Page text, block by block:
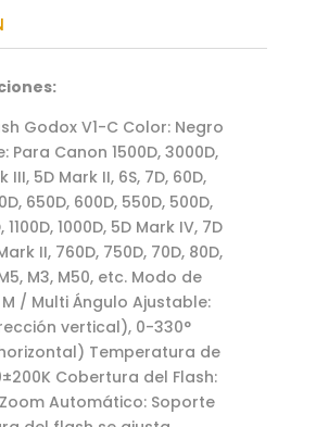
Godox V1-C Color: Negro
Para Canon 1500D, 3000D,
III, 5D Mark II, 6S, 7D, 60D,
650D, 600D, 550D, 500D,
1000D, 5D Mark IV, 7D
II, 760D, 750D, 70D, 80D,
M3, M50, etc. Modo de
M / Multi Ángulo Ajustable:
vertical), 0-330°
Temperatura de
Cobertura del Flash:
Automático: Soporte